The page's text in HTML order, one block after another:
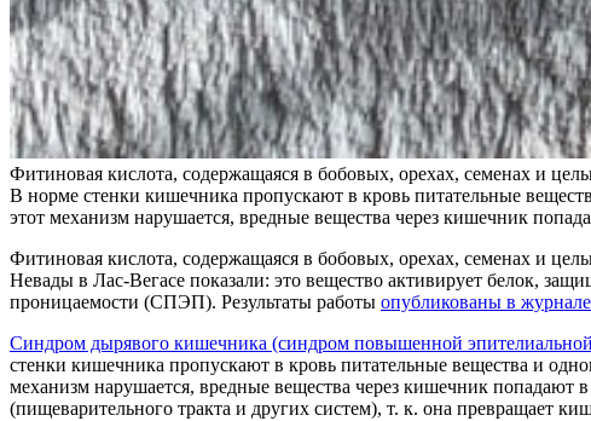
Фитиновая кислота, содержащаяся в бобовых, орехах, семенах и
В норме стенки кишечника пропускают в кровь питательные
этот механизм нарушается, вредные вещества через кишечник
Фитиновая кислота, содержащаяся в бобовых, орехах, семенах и
Невады в Лас-Вегасе показали: это вещество активирует белок,
проницаемости (СПЭП). Результаты работы опубликованы в
Синдром дырявого кишечника (синдром повышенной
стенки кишечника пропускают в кровь питательные вещества и
механизм нарушается, вредные вещества через кишечник
(пищеварительного тракта и других систем), т. к. она превращает